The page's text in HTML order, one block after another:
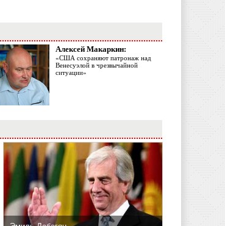
Алексей Макаркин:
«США сохраняют патронаж над
Венесуэлой в чрезвычайной
ситуации»